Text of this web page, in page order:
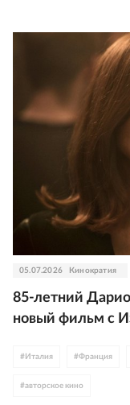
05.07.2026 Кинократия
85-летний
новый фильм с
# Италия #Франция
#авторское кино